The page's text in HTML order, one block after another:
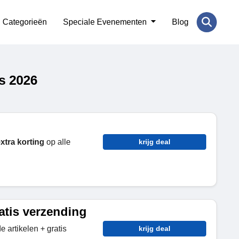
Categorieën Speciale Evenementen Blog
2026
korting op alle
krijg deal
verzending
artikelen + gratis
krijg deal